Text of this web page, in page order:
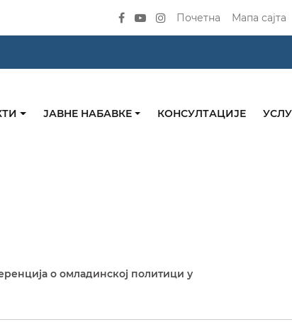
Почетна Мапа сајта
ЈАВНЕ НАБАВКЕ КОНСУЛТАЦИЈЕ
о омладинској политици у